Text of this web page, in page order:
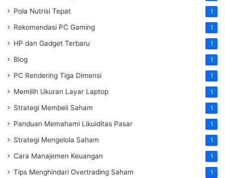
Pola Nutrisi Tepat 1
Rekomendasi PC Gaming 1
HP dan Gadget Terbaru 1
Blog 1
PC Rendering Tiga Dimensi 1
Memilih Ukuran Layar Laptop 1
Strategi Membeli Saham 1
Panduan Memahami Likuiditas Pasar 1
Strategi Mengelola Saham 1
Cara Manajemen Keuangan 1
Tips Menghindari Overtrading Saham 1